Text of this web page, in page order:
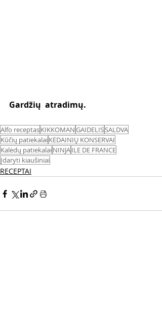
Gardžių  atradimų.
Alfo receptasKIKKOMANGAIDELISSALDVA
Kūčių patiekalaiKĖDAINIŲ KONSERVAI
Kalėdų patiekalaiNINJAILE DE FRANCE
Įdaryti kiaušiniai
RECEPTAI